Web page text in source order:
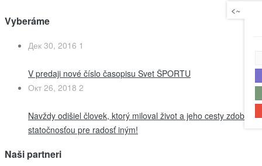
Vyberáme
Дек 30, 2016 1
V predaji nové číslo časopisu Svet ŠPORTU
Окт 26, 2018 2
Navždy odišiel človek, ktorý miloval život a jeho cesty zdobil
statočnosťou pre radosť iným!
Naši partneri
<~